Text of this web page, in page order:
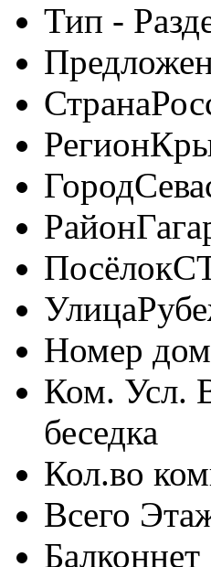
Тип -
Страна
Регион
Город
Район
Посёлок
Улица
Номер
Ком. Усл.
беседка
Кол.во
Всего
Балконнет